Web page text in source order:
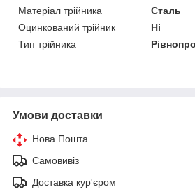
Матеріал трійника
Сталь
Оцинкований трійник
Ні
Тип трійника
Умови доставки
Нова Пошта
Самовивіз
Доставка кур'єром